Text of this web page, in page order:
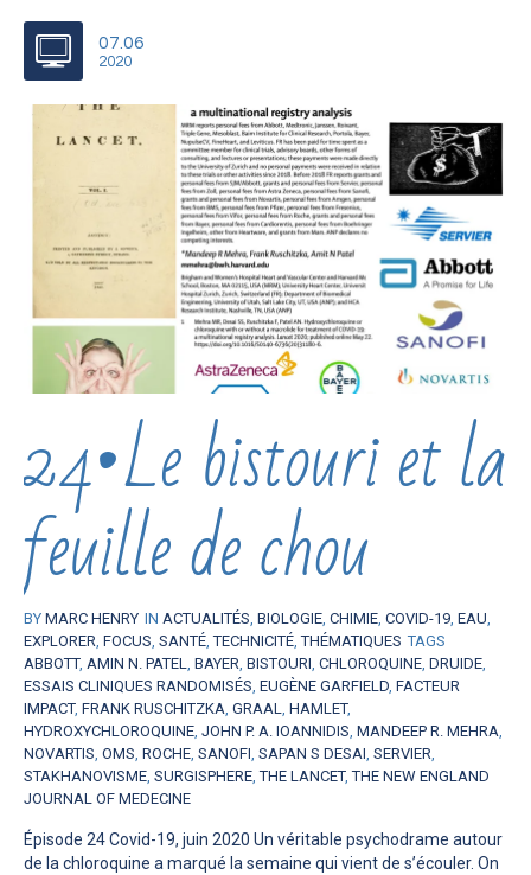
07.06
2020
24•Le bistouri et la
feuille de chou
BY MARC HENRY IN ACTUALITÉS, BIOLOGIE, CHIMIE, COVID-19, EAU,
EXPLORER, FOCUS, SANTÉ,TECHNICITÉ,THÉMATIQUES TAGS
ABBOTT, AMIN N. PATEL, BAYER, BISTOURI, CHLOROQUINE, DRUIDE,
ESSAIS CLINIQUES RANDOMISÉS, EUGÈNE GARFIELD, FACTEUR
IMPACT, FRANK RUSCHITZKA, GRAAL, HAMLET,
HYDROXYCHLOROQUINE, JOHN P. A. IOANNIDIS, MANDEEP R. MEHRA,
NOVARTIS, OMS, ROCHE, SANOFI, SAPAN S DESAI, SERVIER,
STAKHANOVISME, SURGISPHERE,THE LANCET,THE NEW ENGLAND
JOURNAL OF MEDECINE
Épisode 24 Covid-19, juin 2020 Un véritable psychodrame autour
de la chloroquine a marqué la semaine qui vient de s’écouler. On